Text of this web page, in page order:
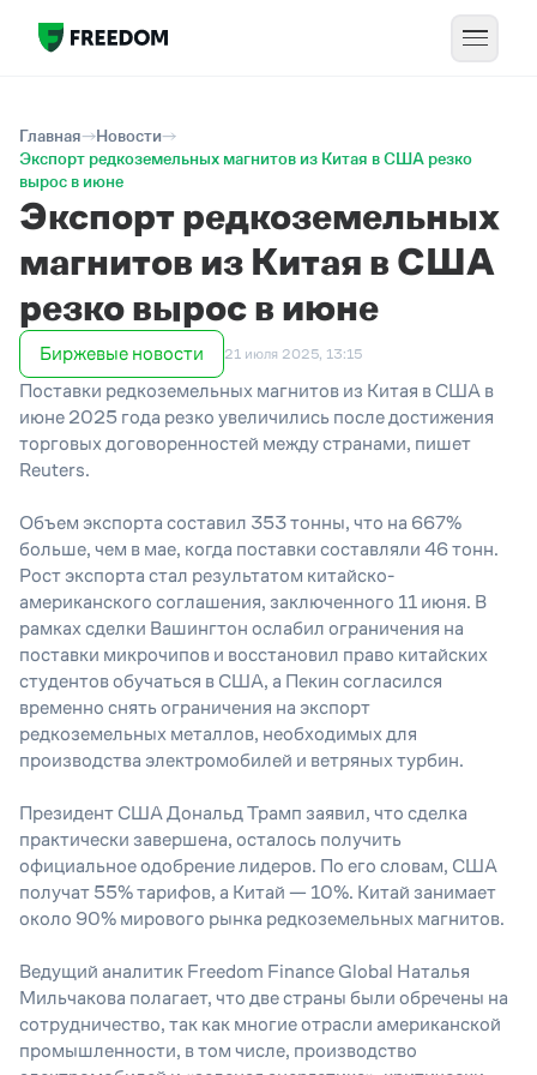
Главная
Новости
Экспорт редкоземельных магнитов из Китая в США резко
вырос в июне
Экспорт редкоземельных
магнитов из Китая в США
резко вырос в июне
Биржевые новости 21 июля 2025, 13:15
Поставки редкоземельных магнитов из Китая в США в
июне 2025 года резко увеличились после достижения
торговых договоренностей между странами, пишет
Reuters.
Объем экспорта составил 353 тонны, что на 667%
больше, чем в мае, когда поставки составляли 46 тонн.
Рост экспорта стал результатом китайско-
американского соглашения, заключенного 11 июня. В
рамках сделки Вашингтон ослабил ограничения на
поставки микрочипов и восстановил право китайских
студентов обучаться в США, а Пекин согласился
временно снять ограничения на экспорт
редкоземельных металлов, необходимых для
производства электромобилей и ветряных турбин.
Президент США Дональд Трамп заявил, что сделка
практически завершена, осталось получить
официальное одобрение лидеров. По его словам, США
получат 55% тарифов, а Китай — 10%. Китай занимает
около 90% мирового рынка редкоземельных магнитов.
Ведущий аналитик Freedom Finance Global Наталья
Мильчакова полагает, что две страны были обречены на
сотрудничество, так как многие отрасли американской
промышленности, в том числе, производство